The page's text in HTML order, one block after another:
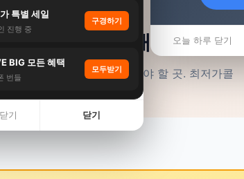
오사카주유패스
곳, 1일·2일권 가격, 꼭 가야 할 곳. 최저가콜
특별 세일
진행 중
구경하기
BIG 모든 혜택
번들
모두받기
기 닫기
오늘 하루 닫기